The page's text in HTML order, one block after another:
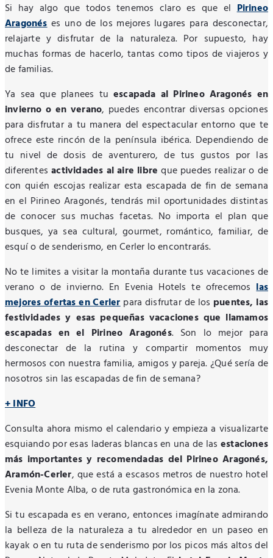
Si hay algo que todos tenemos claro es que elPirineo
Aragonéses uno de los mejores lugares para desconectar,
relajarte y disfrutar de la naturaleza. Por supuesto, hay
muchas formas de hacerlo, tantas como tipos de viajeros y
de familias.
Ya sea que planees tuescapada al Pirineo Aragonés en
invierno o en verano, puedes encontrar diversas opciones
para disfrutar a tu manera del espectacular entorno que te
ofrece este rincón de la península ibérica. Dependiendo de
tu nivel de dosis de aventurero, de tus gustos por las
diferentesactividades al aire libre que puedes realizar o de
con quién escojas realizar esta escapada de fin de semana
en el Pirineo Aragonés, tendrás mil oportunidades distintas
de conocer sus muchas facetas. No importa el plan que
busques, ya sea cultural, gourmet, romántico, familiar, de
esquí o de senderismo, en Cerler lo encontrarás.
No te limites a visitar la montaña durante tus vacaciones de
verano o de invierno. En Evenia Hotels te ofrecemoslas
mejores ofertas en Cerlerpara disfrutar de los puentes, las
festividades y esas pequeñas vacaciones que llamamos
escapadas en el Pirineo Aragonés. Son lo mejor para
desconectar de la rutina y compartir momentos muy
hermosos con nuestra familia, amigos y pareja. ¿Qué sería de
nosotros sin las escapadas de fin de semana?
+ INFO
Consulta ahora mismo el calendario y empieza a visualizarte
esquiando por esas laderas blancas en una de las estaciones
más importantes y recomendadas del Pirineo Aragonés,
Aramón-Cerler, que está a escasos metros de nuestro hotel
Evenia Monte Alba, o de ruta gastronómica en la zona.
Si tu escapada es en verano, entonces imagínate admirando
la belleza de la naturaleza a tu alrededor en un paseo en
kayak o en tu ruta de senderismo por los picos más altos del